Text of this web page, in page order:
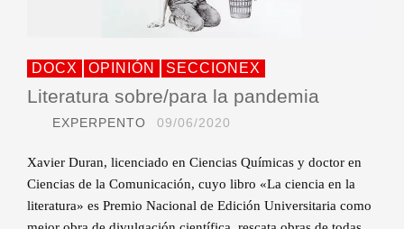
DOCX OPINIÓN SECCIONEX
Literatura sobre/para la pandemia
EXPERPENTO 09/06/2020
Xavier Duran, licenciado en Ciencias Químicas y doctor en
Ciencias de la Comunicación, cuyo libro «La ciencia en la
literatura» es Premio Nacional de Edición Universitaria como